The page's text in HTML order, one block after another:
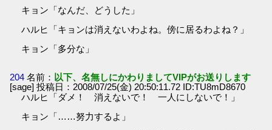
キョン「なんだ、どうした」
ハルヒ「キョンは消えないわよね。傍に居るわよね？」
キョン「多分な」
204 名前： 以下、名無しにかわりましてVIPがお送りします
[sage] 投稿日：2008/07/25(金) 20:50:11.72 ID:TU8mD8670
ハルヒ「ダメ！ 消えないで！ 一人にしないで！」
キョン「……努力するよ」